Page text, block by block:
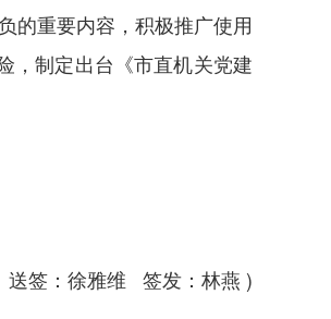
的重要内容，积极推广使用
，制定出台《市直机关党建
签：徐雅维 签发：林燕 )